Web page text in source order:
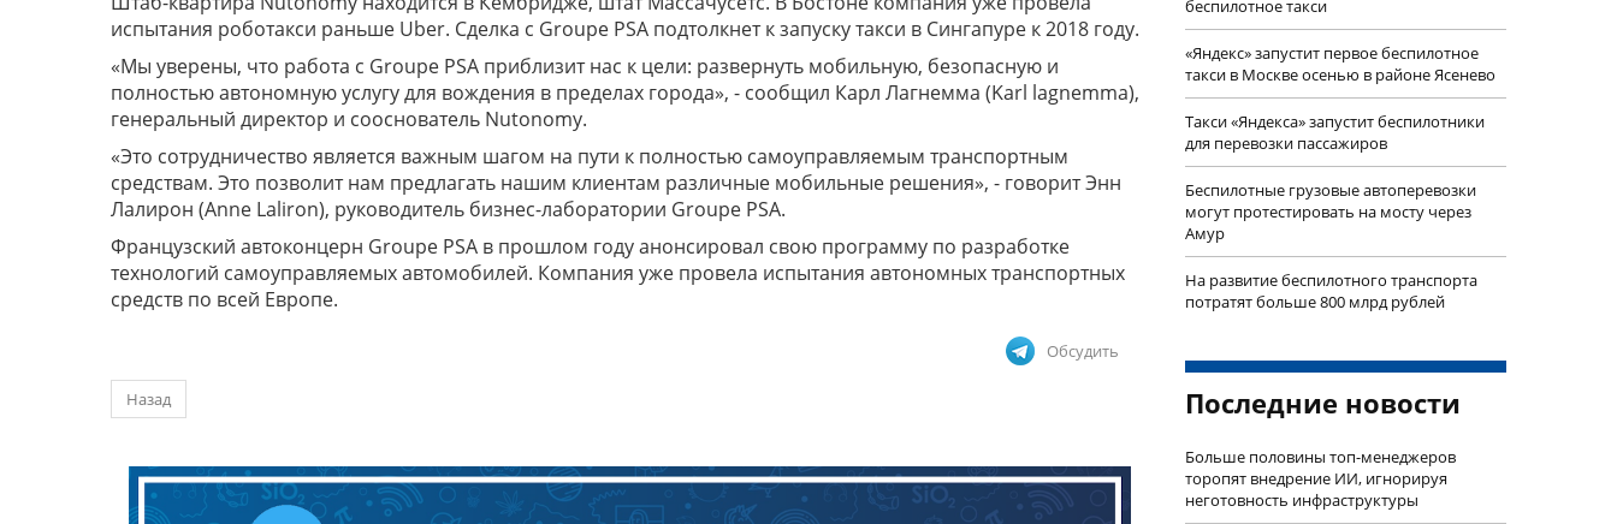
испытания роботакси раньше Uber. Сделка с Groupe PSA подтолкнет к запуску такси в Сингапуре к 2018 году.
«Мы уверены, что работа с Groupe PSA приблизит нас к цели: развернуть мобильную, безопасную и
полностью автономную услугу для вождения в пределах города», - сообщил Карл Лагнемма (Karl lagnemma),
генеральный директор и сооснователь Nutonomy.
«Это сотрудничество является важным шагом на пути к полностью самоуправляемым транспортным
средствам. Это позволит нам предлагать нашим клиентам различные мобильные решения», - говорит Энн
Лалирон (Anne Laliron), руководитель бизнес-лаборатории Groupe PSA.
Французский автоконцерн Groupe PSA в прошлом году анонсировал свою программу по разработке
технологий самоуправляемых автомобилей. Компания уже провела испытания автономных транспортных
средств по всей Европе.
Обсудить
Назад
беспилотное такси
«Яндекс» запустит первое беспилотное
такси в Москве осенью в районе Ясенево
Такси «Яндекса» запустит беспилотники
для перевозки пассажиров
Беспилотные грузовые автоперевозки
могут протестировать на мосту через
Амур
На развитие беспилотного транспорта
потратят больше 800 млрд рублей
Последние новости
Больше половины топ-менеджеров
торопят внедрение ИИ, игнорируя
неготовность инфраструктуры